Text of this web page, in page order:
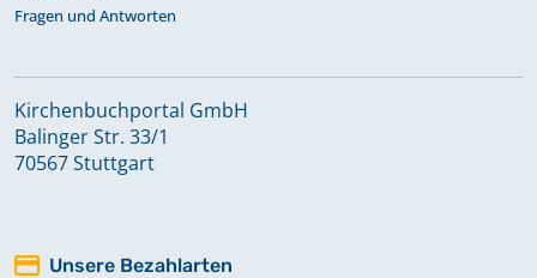
Fragen und Antworten
Kirchenbuchportal GmbH
Balinger Str. 33/1
70567 Stuttgart
Unsere Bezahlarten